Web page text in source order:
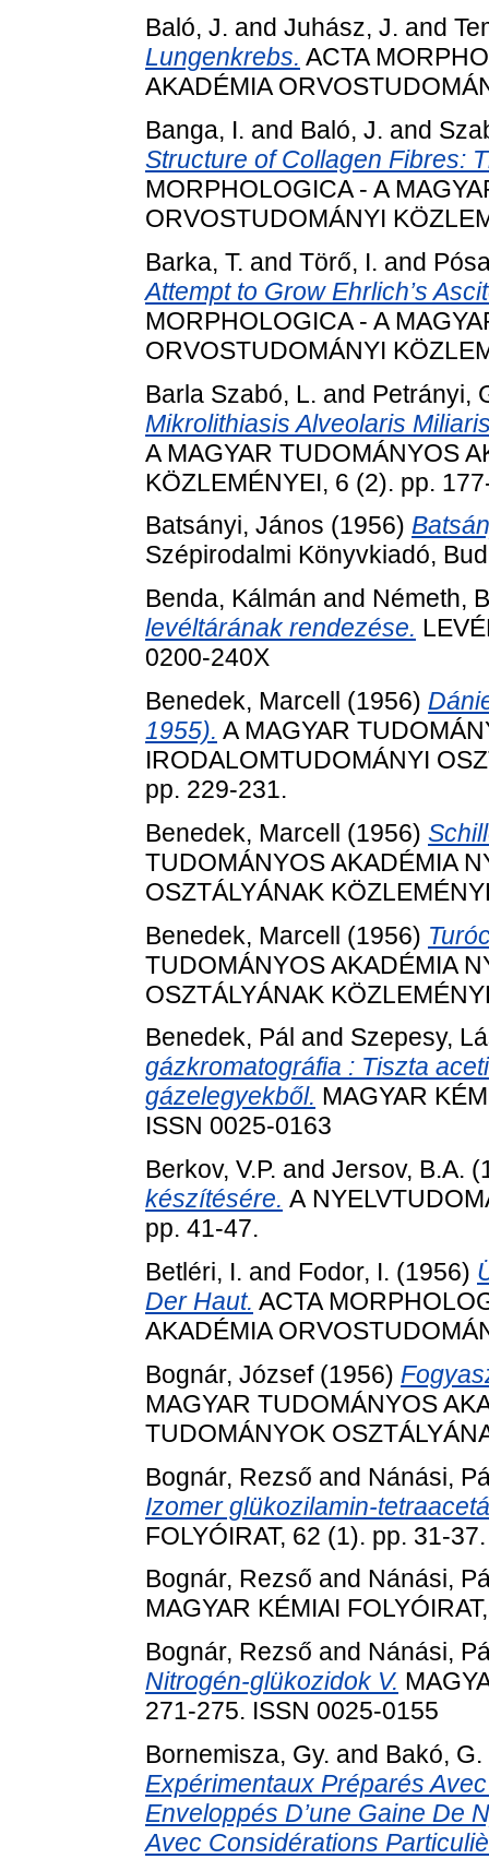
Baló, J. and Juhász, J. and
Lungenkrebs. ACTA
AKADÉMIA
Banga, I. and Baló, J. and
Structure of Collagen Fibres:
MORPHOLOGICA - A
ORVOSTUDOMÁNYI
Barka, T. and Törő, I. and
Attempt to Grow Ehrlich’s
MORPHOLOGICA - A
ORVOSTUDOMÁNYI
Barla Szabó, L. and Petrányi,
Mikrolithiasis Alveolaris
A MAGYAR TUDOMÁNYOS
KÖZLEMÉNYEI, 6 (2). pp.
Batsányi, János (1956)
Szépirodalmi Könyvkiadó,
Benda, Kálmán and Németh,
levéltárának rendezése.
0200-240X
Benedek, Marcell (1956)
1955). A MAGYAR
IRODALOMTUDOMÁNYI
pp. 229-231.
Benedek, Marcell (1956)
TUDOMÁNYOS AKADÉMIA
OSZTÁLYÁNAK
Benedek, Marcell (1956)
TUDOMÁNYOS AKADÉMIA
OSZTÁLYÁNAK
Benedek, Pál and Szepesy,
gázkromatográfia : Tiszta
gázelegyekből. MAGYAR
ISSN 0025-0163
Berkov, V.P. and Jersov, B.A.
készítésére. А
pp. 41-47.
Betléri, I. and Fodor, I. (1956)
Der Haut. ACTA
AKADÉMIA
Bognár, József(1956)
MAGYAR TUDOMÁNYOS
TUDOMÁNYOK
Bognár, Rezső and Nánási,
Izomer glükozilamin-
FOLYÓIRAT, 62 (1). pp. 31-
Bognár, Rezső and Nánási,
MAGYAR KÉMIAI
Bognár, Rezső and Nánási,
Nitrogén-glükozidok V.
271-275. ISSN 0025-0155
Bornemisza, Gy. and Bakó, G.
Expérimentaux Préparés
Enveloppés D’une Gaine De
Avec Considérations